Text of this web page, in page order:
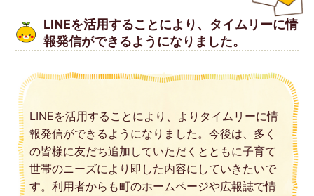
LINEを活用することにより、タイムリーに情
報発信ができるようになりました。
LINEを活用することにより、よりタイムリーに情
報発信ができるようになりました。今後は、多く
の皆様に友だち追加していただくとともに子育て
世帯のニーズにより即した内容にしていきたいで
す。利用者からも町のホームページや広報誌で情